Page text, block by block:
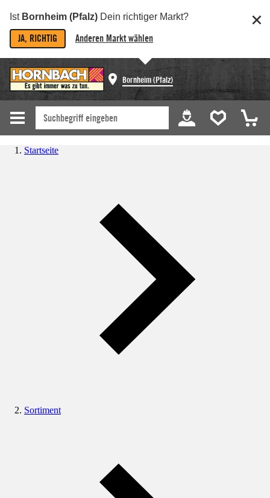
Ist Bornheim (Pfalz) Dein richtiger Markt?
JA, RICHTIG Anderen Markt wählen
Bornheim (Pfalz)
Startseite
Sortiment